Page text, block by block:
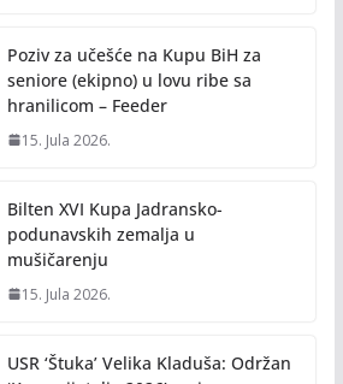
Poziv za učešće na Kupu BiH za
seniore (ekipno) u lovu ribe sa
hranilicom – Feeder
15. Jula 2026.
Bilten XVI Kupa Jadransko-
podunavskih zemalja u
mušičarenju
15. Jula 2026.
USR ‘Štuka’ Velika Kladuša: Održan